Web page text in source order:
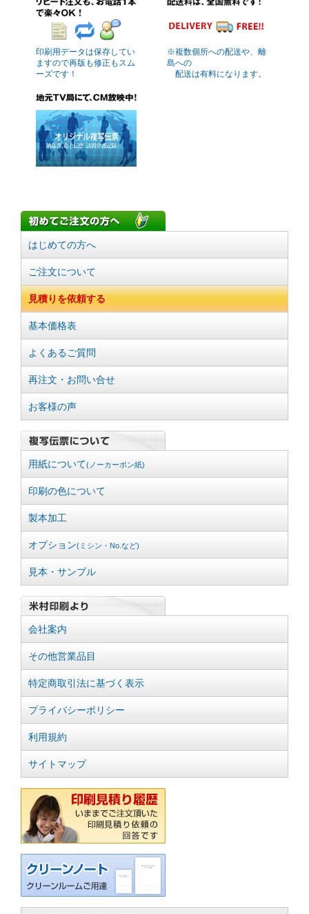
印刷用データは保存してい
ますので再版も修正もスム
ーズです！
※複数個所への配送や、離
島への
配送は有料になります。
はじめての方へ
ご注文について
見積りを依頼する
基本価格表
よくあるご質問
再注文・お問い合せ
お客様の声
用紙について(ノーカーボン紙)
印刷の色について
製本加工
オプション(ミシン・No.など)
見本・サンプル
会社案内
その他営業品目
特定商取引法に基づく表示
プライバシーポリシー
利用規約
サイトマップ